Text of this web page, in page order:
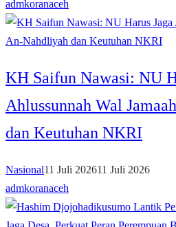
admkoranaceh
KH Saifun Nawasi: NU
Ahlussunnah Wal
dan Keutuhan NKRI
Nasional11 Juli 202611 Juli 2026
admkoranaceh